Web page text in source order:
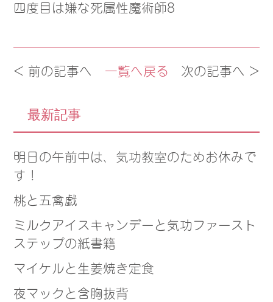
四度目は嫌な死属性魔術師8
< 前の記事へ 一覧へ戻る 次の記事へ >
最新記事
明日の午前中は、気功教室のためお休みで
す！
桃と五禽戯
ミルクアイスキャンデーと気功ファースト
ステップの紙書籍
マイケルと生姜焼き定食
夜マックと含胸抜背